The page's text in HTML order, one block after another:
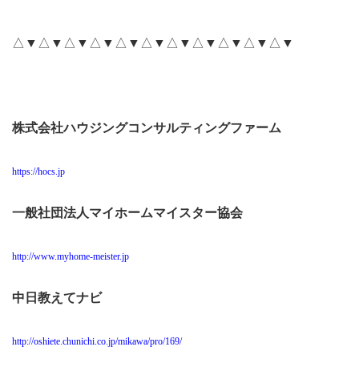
△▼△▼△▼△▼△▼△▼△▼△▼△▼△▼△▼
株式会社ハウジングコンサルティングファーム
https://hocs.jp
一般社団法人マイホームマイスター協会
http://www.myhome-meister.jp
中日教えてナビ
http://oshiete.chunichi.co.jp/mikawa/pro/169/